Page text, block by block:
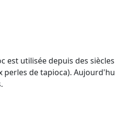
est utilisée depuis des
de tapioca).